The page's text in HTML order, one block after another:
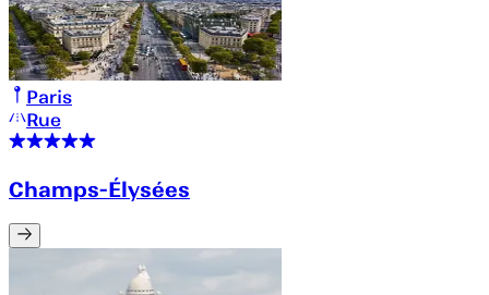
Paris
Rue
Champs-Élysées